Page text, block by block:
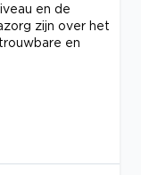
en de
zijn over het
en